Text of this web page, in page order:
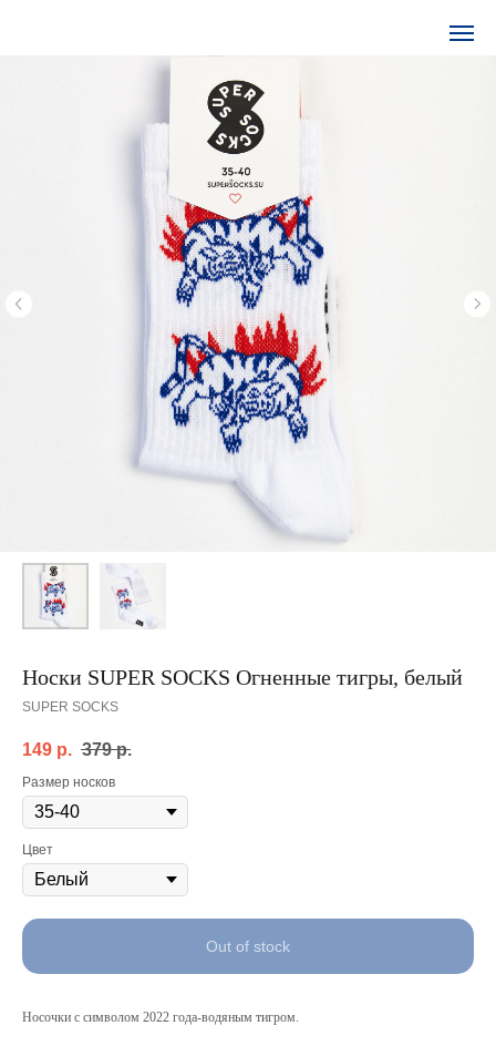
Носки SUPER SOCKS Огненные тигры, белый
SUPER SOCKS
149 р. 379 р.
Размер носков
Цвет
Out of stock
Носочки с символом 2022 года-водяным тигром.